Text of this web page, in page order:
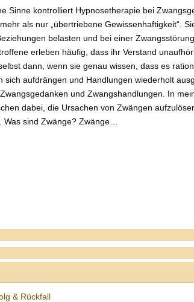
Sinne kontrolliert Hypnosetherapie bei
als nur „übertriebene Gewissenhaftigkeit“.
belasten und bei einer
erleben häufig, dass ihr Verstand
dann, wenn sie genau wissen, dass es
sich aufdrängen und Handlungen wiederholt
und Zwangshandlungen. In
dabei, die Ursachen von Zwängen
sind Zwänge? Zwänge…
& Rückfall